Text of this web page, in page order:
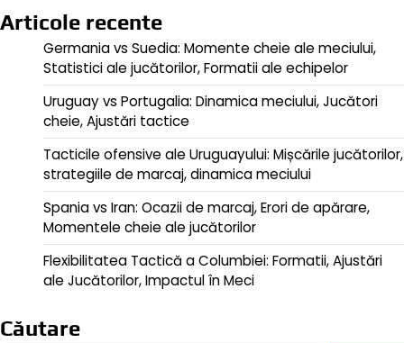
Articole recente
Germania vs Suedia: Momente cheie ale meciului,
Statistici ale jucătorilor, Formatii ale echipelor
Uruguay vs Portugalia: Dinamica meciului, Jucători
cheie, Ajustări tactice
Tacticile ofensive ale Uruguayului: Mișcările jucătorilor,
strategiile de marcaj, dinamica meciului
Spania vs Iran: Ocazii de marcaj, Erori de apărare,
Momentele cheie ale jucătorilor
Flexibilitatea Tactică a Columbiei: Formatii, Ajustări
ale Jucătorilor, Impactul în Meci
Căutare